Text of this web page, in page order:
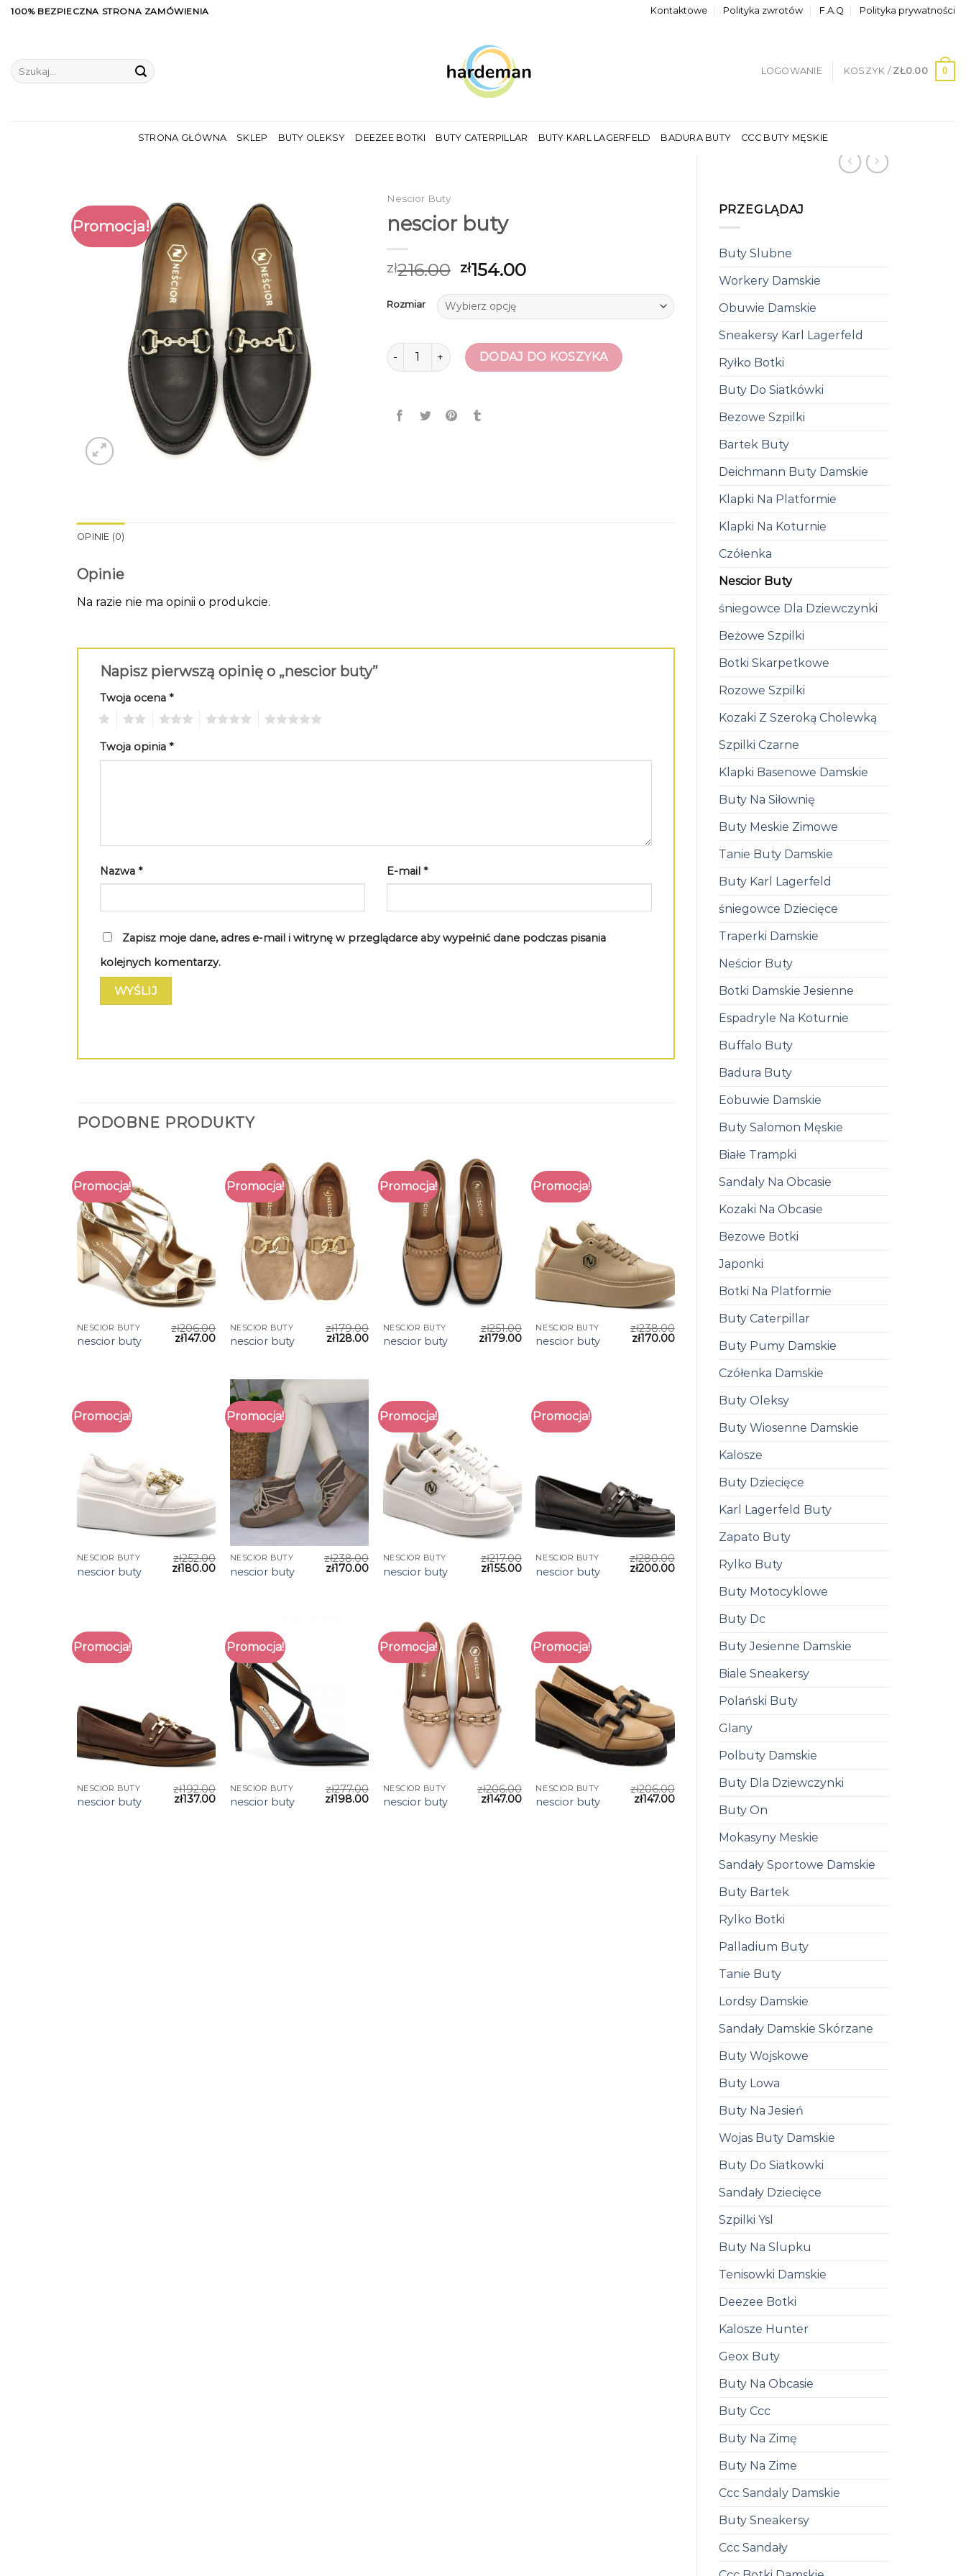
Skip100% BEZPIECZNA STRONA ZAMÓWIENIA Kontaktowe Polityka zwrotów F.A.Q Polityka prywatności
Szukaj:
LOGOWANIE KOSZYK / ZŁ0.00 0
STRONA GŁÓWNA SKLEP BUTY OLEKSY DEEZEE BOTKI BUTY CATERPILLAR BUTY KARL LAGERFELD BADURA BUTY CCC BUTY MĘSKIE
PRZEGLĄDAJ
Buty Slubne
Workery Damskie
Obuwie Damskie
Sneakersy Karl Lagerfeld
Ryłko Botki
Buty Do Siatkówki
Bezowe Szpilki
Bartek Buty
Deichmann Buty Damskie
Klapki Na Platformie
Klapki Na Koturnie
Czółenka
Nescior Buty
śniegowce Dla Dziewczynki
Beżowe Szpilki
Botki Skarpetkowe
Rozowe Szpilki
Kozaki Z Szeroką Cholewką
Szpilki Czarne
Klapki Basenowe Damskie
Buty Na Siłownię
Buty Meskie Zimowe
Tanie Buty Damskie
Buty Karl Lagerfeld
śniegowce Dziecięce
Traperki Damskie
Neścior Buty
Botki Damskie Jesienne
Espadryle Na Koturnie
Buffalo Buty
Badura Buty
Eobuwie Damskie
Buty Salomon Męskie
Białe Trampki
Sandaly Na Obcasie
Kozaki Na Obcasie
Bezowe Botki
Japonki
Botki Na Platformie
Buty Caterpillar
Buty Pumy Damskie
Czółenka Damskie
Buty Oleksy
Buty Wiosenne Damskie
Kalosze
Buty Dziecięce
Karl Lagerfeld Buty
Zapato Buty
Rylko Buty
Buty Motocyklowe
Buty Dc
Buty Jesienne Damskie
Biale Sneakersy
Polański Buty
Glany
Polbuty Damskie
Buty Dla Dziewczynki
Buty On
Mokasyny Meskie
Sandały Sportowe Damskie
Buty Bartek
Rylko Botki
Palladium Buty
Tanie Buty
Lordsy Damskie
Sandały Damskie Skórzane
Buty Wojskowe
Buty Lowa
Buty Na Jesień
Wojas Buty Damskie
Buty Do Siatkowki
Sandały Dziecięce
Szpilki Ysl
Buty Na Slupku
Tenisowki Damskie
Deezee Botki
Kalosze Hunter
Geox Buty
Buty Na Obcasie
Buty Ccc
Buty Na Zimę
Buty Na Zime
Ccc Sandaly Damskie
Buty Sneakersy
Ccc Sandały
Promocja!
Nescior Buty
nescior buty
zł216.00 zł154.00
Rozmiar
ilość nescior buty DODAJ DO KOSZYKA
OPINIE (0)
Opinie
Na razie nie ma opinii o produkcie.
Napisz pierwszą opinię o „nescior buty”
Twoja ocena *
Twoja opinia *
Nazwa * E-mail *
Zapisz moje dane, adres e-mail i witrynę w przeglądarce aby wypełnić dane podczas pisania
kolejnych komentarzy.
PODOBNE PRODUKTY
Promocja!
NESCIOR BUTY
nescior buty
zł206.00
zł147.00
Promocja!
NESCIOR BUTY
nescior buty
zł179.00
zł128.00
Promocja!
NESCIOR BUTY
nescior buty
zł251.00
zł179.00
Promocja!
NESCIOR BUTY
nescior buty
zł238.00
zł170.00
Promocja!
NESCIOR BUTY
nescior buty
zł252.00
zł180.00
Promocja!
NESCIOR BUTY
nescior buty
zł238.00
zł170.00
Promocja!
NESCIOR BUTY
nescior buty
zł217.00
zł155.00
Promocja!
NESCIOR BUTY
nescior buty
zł280.00
zł200.00
Promocja!
NESCIOR BUTY
nescior buty
zł192.00
zł137.00
Promocja!
NESCIOR BUTY
nescior buty
zł277.00
zł198.00
Promocja!
NESCIOR BUTY
nescior buty
zł206.00
zł147.00
Promocja!
NESCIOR BUTY
nescior buty
zł206.00
zł147.00